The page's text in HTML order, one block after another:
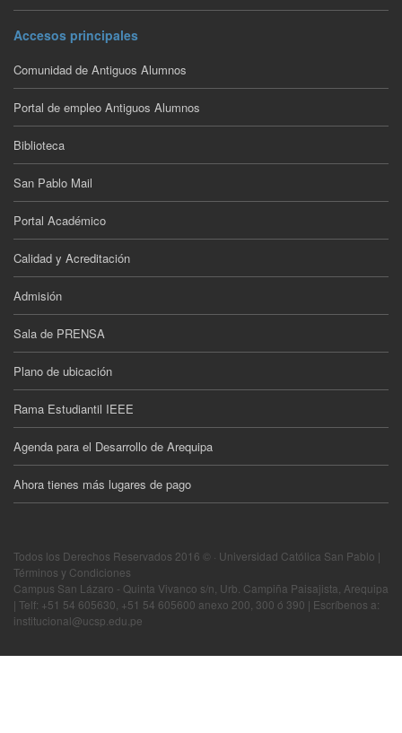
Accesos principales
Comunidad de Antiguos Alumnos
Portal de empleo Antiguos Alumnos
Biblioteca
San Pablo Mail
Portal Académico
Calidad y Acreditación
Admisión
Sala de PRENSA
Plano de ubicación
Rama Estudiantil IEEE
Agenda para el Desarrollo de Arequipa
Ahora tienes más lugares de pago
Todos los Derechos Reservados 2016 © · Universidad Católica San Pablo |
Términos y Condiciones
Campus San Lázaro - Quinta Vivanco s/n, Urb. Campiña Paisajista, Arequipa
| Telf: +51 54 605630, +51 54 605600 anexo 200, 300 ó 390 | Escríbenos a:
institucional@ucsp.edu.pe